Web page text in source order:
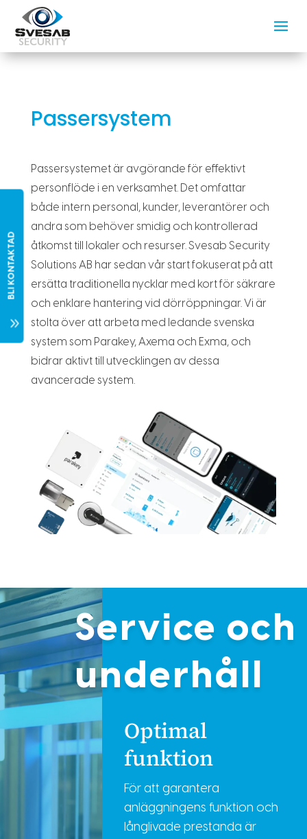
Passersystem
Passersystemet är avgörande för effektivt
personflöde i en verksamhet. Det omfattar
både intern personal, kunder, leverantörer och
andra som behöver smidig och kontrollerad
åtkomst till lokaler och resurser. Svesab Security
Solutions AB har sedan vår start fokuserat på att
ersätta traditionella nycklar med kort för säkrare
och enklare hantering vid dörröppningar. Vi är
stolta över att arbeta med ledande svenska
system som Parakey, Axema och Exma, och
bidrar aktivt till utvecklingen av dessa
avancerade system.
Service och
underhåll
Optimal
funktion
För att garantera
anläggningens funktion och
långlivade prestanda är
7
BLI KONTAKTAD